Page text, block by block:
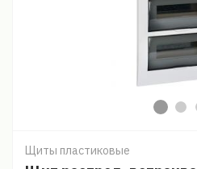
Щиты пластиковые